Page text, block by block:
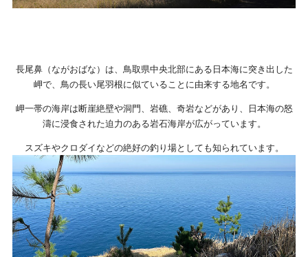
長尾鼻（ながおばな）は、鳥取県中央北部にある日本海に突き出した
岬で、鳥の長い尾羽根に似ていることに由来する地名です。
岬一帯の海岸は断崖絶壁や洞門、岩礁、奇岩などがあり、日本海の怒
濤に浸食された迫力のある岩石海岸が広がっています。
スズキやクロダイなどの絶好の釣り場としても知られています。